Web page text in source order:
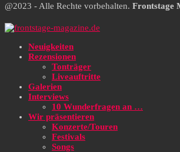
@2023 - Alle Rechte vorbehalten. Frontstage
Neuigkeiten
Rezensionen
Tonträger
Liveauftritte
Galerien
Interviews
10 Wunderfragen an …
Wir präsentieren
Konzerte/Touren
Festivals
Songs